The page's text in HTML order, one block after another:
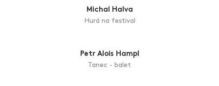
Dobroslav Halata
Ondřej Halata